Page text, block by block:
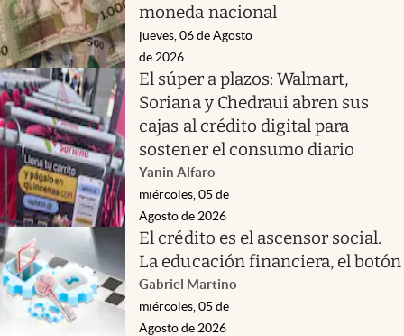
moneda nacional
jueves, 06 de Agosto
de 2026
El súper a plazos: Walmart,
Soriana y Chedraui abren sus
cajas al crédito digital para
sostener el consumo diario
Yanin Alfaro
miércoles, 05 de
Agosto de 2026
El crédito es el ascensor social.
La educación financiera, el botón
Gabriel Martino
miércoles, 05 de
Agosto de 2026